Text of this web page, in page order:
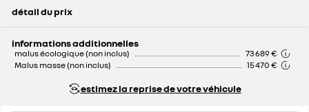
détail du prix
informations additionnelles
malus écologique (non inclus)
73 689 €
Malus masse (non inclus)
15 470 €
estimez la reprise de votre véhicule